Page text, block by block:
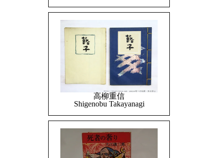
高柳重信
Shigenobu Takayanagi